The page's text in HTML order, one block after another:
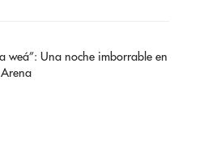
weá”: Una noche imborrable en